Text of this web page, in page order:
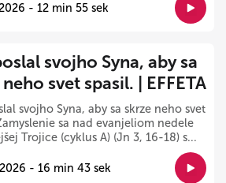
- 12 min 55 sek
svojho Syna, aby sa
svet spasil. | EFFETA
svojho Syna, aby sa skrze neho svet
sa nad evanjeliom nedele
Trojice (cyklus A) (Jn 3, 16-18) s...
- 16 min 43 sek